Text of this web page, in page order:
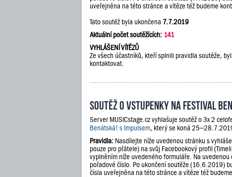
uveřejněna na této stránce a vítěze též budeme
Tato soutěž byla ukončena 7.7.2019
Aktuální počet soutěžících: 141
VYHLÁŠENÍ VÍTĚZŮ
Ze všech účastníků, kteří splnili pravidla soutěže,
kontaktovat.
Soutěž o vstupenky na festival
Server MUSICstage.cz vyhlašuje soutěž o 3x 2
Benátská! s Impulsem, který se koná
Pravidla: Nasdílejte níže uvedenou stránku s
pouze pro přátele) na svůj Facebookový profil
vyplněním níže uvedeného formuláře. Na
pořadové číslo. Po ukončení soutěže (16.6.2019)
čísla uveřejněna na této stránce a vítěze též